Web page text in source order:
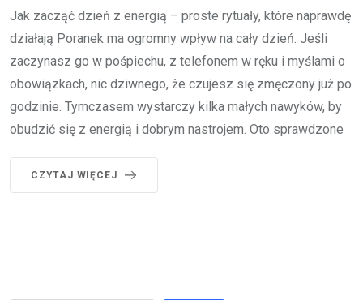
Jak zacząć dzień z energią – proste rytuały, które naprawdę
działają Poranek ma ogromny wpływ na cały dzień. Jeśli
zaczynasz go w pośpiechu, z telefonem w ręku i myślami o
obowiązkach, nic dziwnego, że czujesz się zmęczony już po
godzinie. Tymczasem wystarczy kilka małych nawyków, by
obudzić się z energią i dobrym nastrojem. Oto sprawdzone
CZYTAJ WIĘCEJ